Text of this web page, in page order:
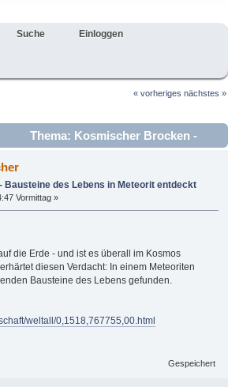
Suche Einloggen
« vorheriges nächstes »
Thema: Kosmischer Brocken -
in Meteorit entdeckt (Gelesen 6827
Bausteine des Lebens in Meteorit entdeckt
Vormittag »
die Erde - und ist es überall im Kosmos
diesen Verdacht: In einem Meteoriten
Bausteine des Lebens gefunden.
weltall/0,1518,767755,00.html
Gespeichert